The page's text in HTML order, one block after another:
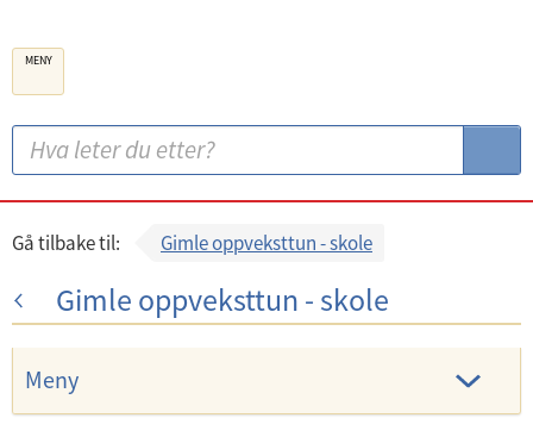
g
e
n
k
m
ø
k
:
S
ø
MENY
Gå tilbake til: Gimle oppveksttun - skole
Gimle oppveksttun - skole
Meny